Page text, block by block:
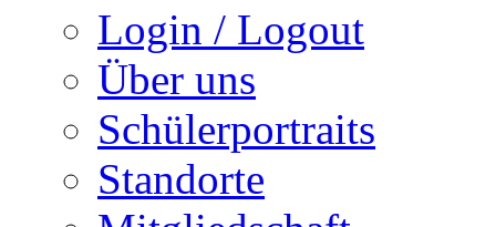
Login / Logout
Über uns
Schülerportraits
Standorte